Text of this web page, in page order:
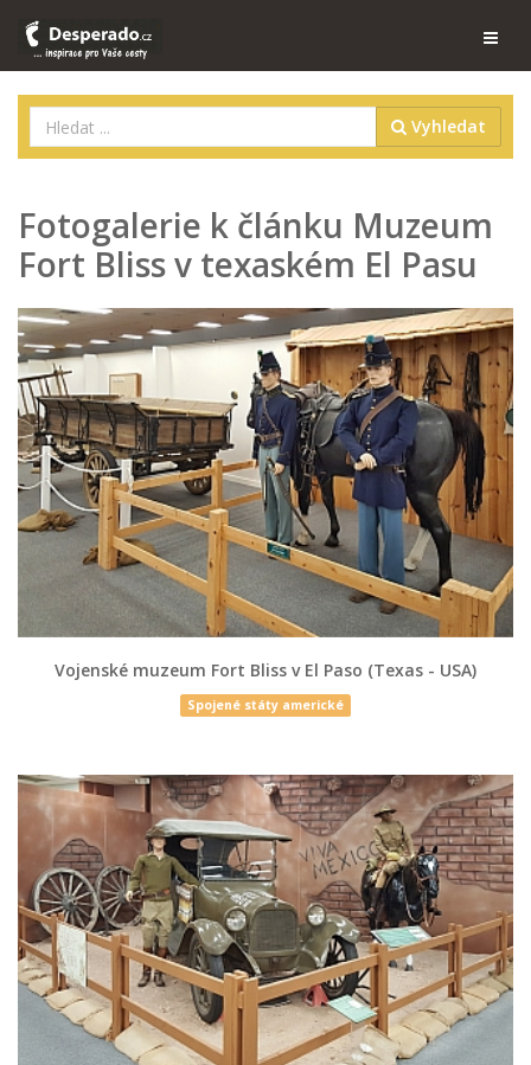
Vyhledat
Fotogalerie k článku Muzeum
Fort Bliss v texaském El Pasu
Vojenské muzeum Fort Bliss v El Paso (Texas - USA)
Spojené státy americké